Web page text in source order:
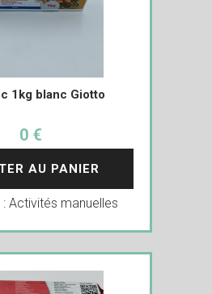
1kg blanc Giotto
0 €
AU PANIER
Activités manuelles